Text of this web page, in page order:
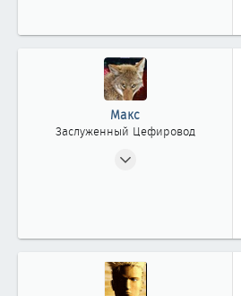
Макс
Заслуженный Цефировод
новосибирск